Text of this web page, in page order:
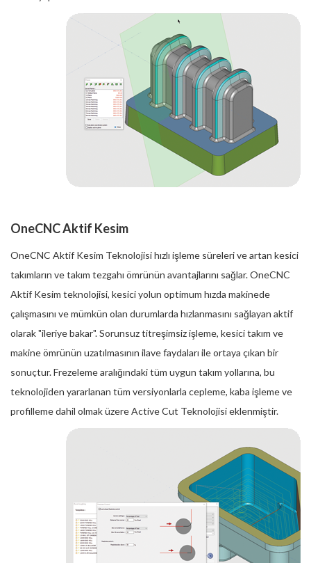
OneCNC Aktif Kesim
OneCNC Aktif Kesim Teknolojisi hızlı işleme süreleri ve artan kesici
takımların ve takım tezgahı ömrünün avantajlarını sağlar. OneCNC
Aktif Kesim teknolojisi, kesici yolun optimum hızda makinede
çalışmasını ve mümkün olan durumlarda hızlanmasını sağlayan aktif
olarak "ileriye bakar". Sorunsuz titreşimsiz işleme, kesici takım ve
makine ömrünün uzatılmasının ilave faydaları ile ortaya çıkan bir
sonuçtur. Frezeleme aralığındaki tüm uygun takım yollarına, bu
teknolojiden yararlanan tüm versiyonlarla cepleme, kaba işleme ve
profilleme dahil olmak üzere Active Cut Teknolojisi eklenmiştir.